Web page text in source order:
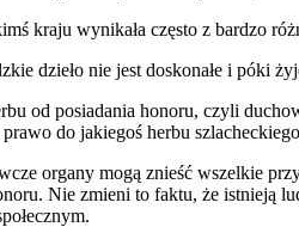
kraju wynikała często z bardzo
dzieło nie jest doskonałe i póki
od posiadania honoru, czyli
do jakiegoś herbu
organy mogą znieść wszelkie
Nie zmieni to faktu, że